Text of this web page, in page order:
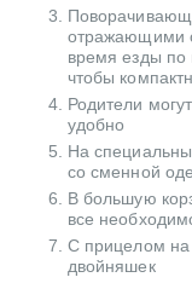
отражающими
время езды по
чтобы
Родители
удобно
На
со сменной
В большую
все
С прицелом на
двойняшек